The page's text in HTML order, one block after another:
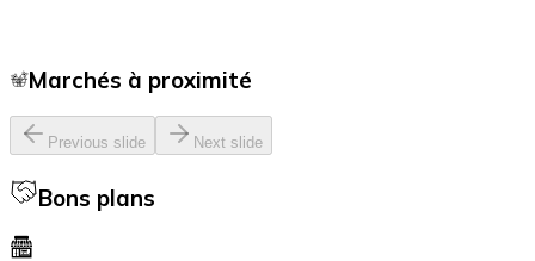
Marchés à proximité
Previous slide Next slide
Bons plans